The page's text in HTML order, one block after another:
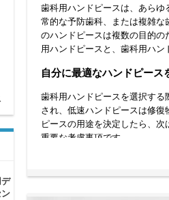
デ
歯科用ハンドピースは、あら
常的な予防歯科、または複雑
のハンドピースは複数の目的
用ハンドピースと、歯科用ハ
自分に最適なハンドピース
歯科用ハンドピースを選択す
され、低速ハンドピースは修
ピースの用途を決定したら、
重要な考慮事項です。